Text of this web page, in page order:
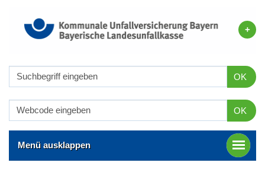
OK
OK
Menü ausklappen